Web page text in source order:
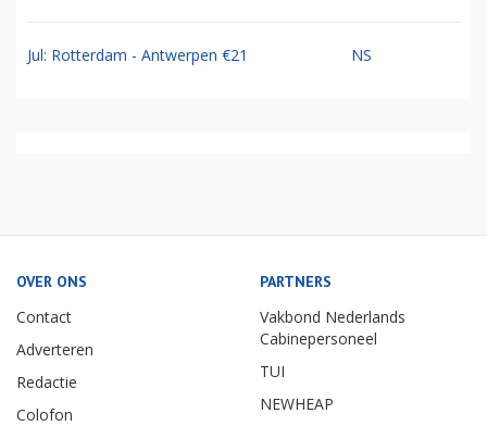
Jul: Rotterdam - Antwerpen €21 NS
OVER ONS
Contact
Adverteren
Redactie
Colofon
PARTNERS
Vakbond Nederlands
Cabinepersoneel
TUI
NEWHEAP